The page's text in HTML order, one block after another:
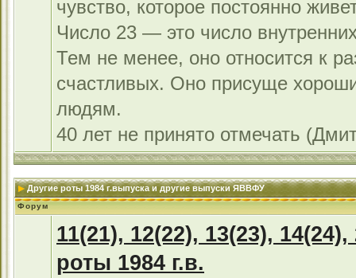
чувство, которое постоянно
Число 23 — это число
Тем не менее, оно относится к
счастливых. Оно присуще
людям.
40 лет не принято отмечать
Другие роты 1984 г.выпуска и другие выпуски ЯВВФУ
Форум
11(21), 12(22), 13(23),
роты 1984 г.в.